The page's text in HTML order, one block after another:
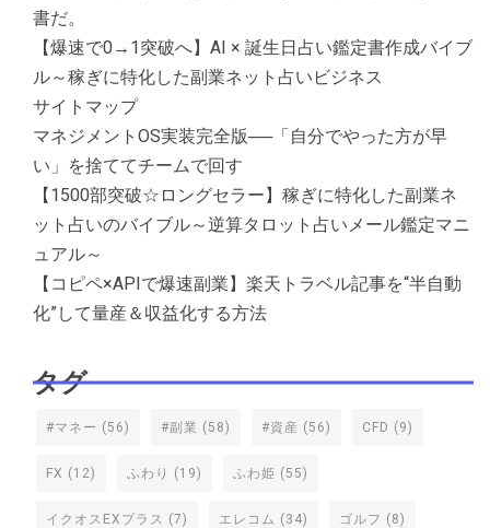
書だ。
【爆速で0→1突破へ】AI × 誕生日占い鑑定書作成バイブ
ル～稼ぎに特化した副業ネット占いビジネス
サイトマップ
マネジメントOS実装完全版──「自分でやった方が早
い」を捨ててチームで回す
【1500部突破☆ロングセラー】稼ぎに特化した副業ネ
ット占いのバイブル～逆算タロット占いメール鑑定マニ
ュアル～
【コピペ×APIで爆速副業】楽天トラベル記事を“半自動
化”して量産＆収益化する方法
タグ
#マネー (56) #副業 (58) #資産 (56) CFD (9)
FX (12) ふわり (19) ふわ姫 (55)
イクオスEXプラス (7) エレコム (34) ゴルフ (8)